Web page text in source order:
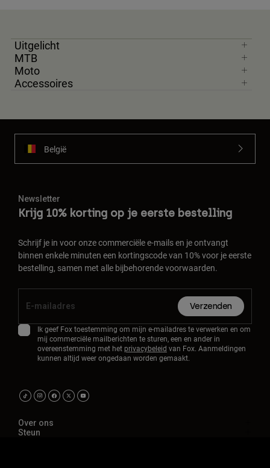
Uitgelicht
MTB
Moto
Accessoires
België
Newsletter
Krijg 10% korting op je eerste bestelling
Schrijf je in voor onze commerciële e-mails en je ontvangt
binnen enkele minuten een kortingscode van 10% voor je eerste
bestelling, samen met alle bijbehorende voorwaarden.
Verzenden
Ik geef Fox toestemming om mijn e-mailadres te verwerken en om
mij commerciële mailberichten te sturen, een en ander in
overeenstemming met het privacybeleid van Fox. Aanmeldingen
kunnen altijd weer ongedaan worden gemaakt.
Over ons
Steun